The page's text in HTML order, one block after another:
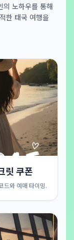
의 노하우를 통해
한 태국 여행을
릿 쿠폰
드와 예매 타이밍.